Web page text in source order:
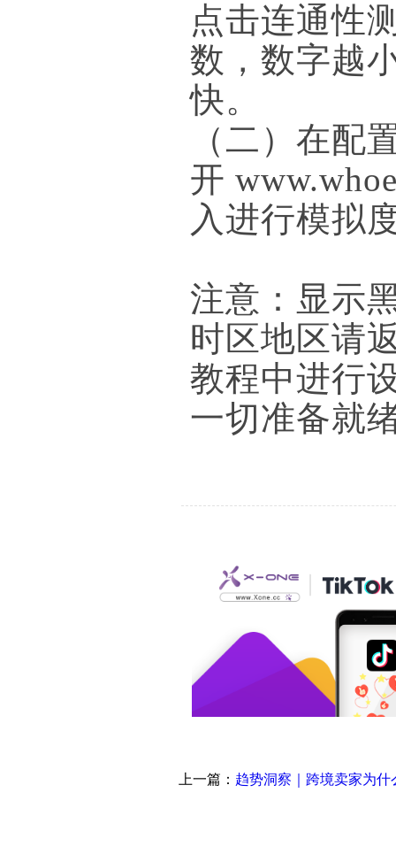
点击连通性
数，数字越
快。
（二）在配
开
入进行模拟
注意：显示
时区地区请
教程中进行
一切准备就
上一篇：